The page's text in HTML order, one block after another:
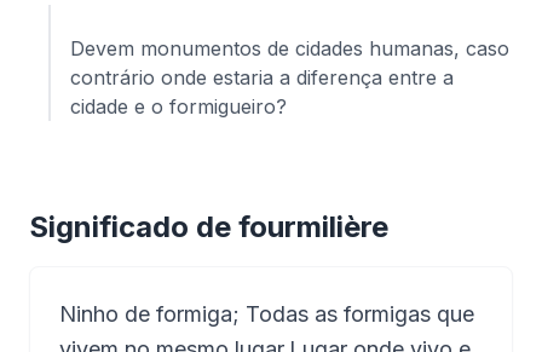
Devem monumentos de cidades humanas, caso
contrário onde estaria a diferença entre a
cidade e o formigueiro?
Significado de fourmilière
Ninho de formiga; Todas as formigas que